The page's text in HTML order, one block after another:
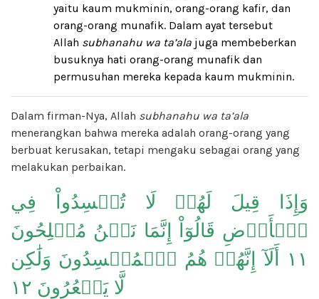
yaitu kaum mukminin, orang-orang kafir, dan
orang-orang munafik. Dalam ayat tersebut
Allah subhanahu wa ta’ala juga membeberkan
busuknya hati orang-orang munafik dan
permusuhan mereka kepada kaum mukminin.
Dalam firman-Nya, Allah subhanahu wa ta’ala
menerangkan bahwa mereka adalah orang-orang yang
berbuat kerusakan, tetapi mengaku sebagai orang yang
melakukan perbaikan.
وَإِذَا قِيلَ لَهُمۡ لَا تُفۡسِدُواْ فِي
ٱلۡأَرۡضِ قَالُوٓاْ إِنَّمَا نَحۡنُ مُصۡلِحُونَ
١١ أَلَآ إِنَّهُمۡ هُمُ ٱلۡمُفۡسِدُونَ وَلَٰكِن
لَّا يَشۡعُرُونَ ١٢